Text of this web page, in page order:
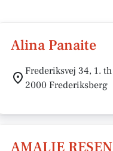
Alina Panaite
Frederiksvej 34, 1. th
2000 Frederiksberg
AMALIE RESEN